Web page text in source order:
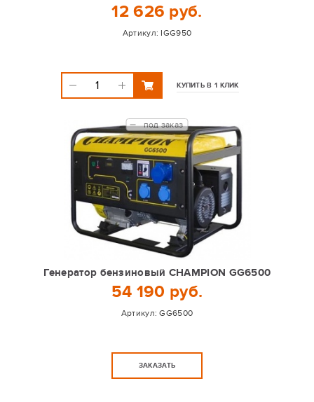
12 626 руб.
Артикул: IGG950
КУПИТЬ В 1 КЛИК
Генератор бензиновый CHAMPION GG6500
54 190 руб.
Артикул:GG6500
под заказ
ЗАКАЗАТЬ